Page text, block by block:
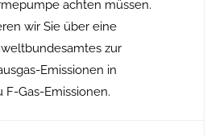
achten müssen.
wir Sie über eine
zur
Emissionen in
F-Gas-Emissionen.